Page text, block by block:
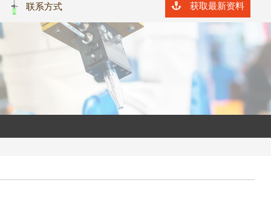
联系方式 获取最新资料